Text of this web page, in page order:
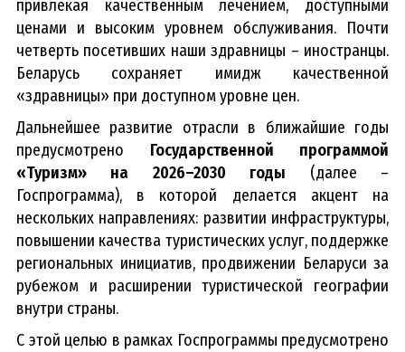
привлекая качественным лечением, доступными
ценами и высоким уровнем обслуживания. Почти
четверть посетивших наши здравницы – иностранцы.
Беларусь сохраняет имидж качественной
«здравницы» при доступном уровне цен.
Дальнейшее развитие отрасли в ближайшие годы
предусмотрено Государственной программой
«Туризм» на 2026–2030 годы (далее –
Госпрограмма), в которой делается акцент на
нескольких направлениях: развитии инфраструктуры,
повышении качества туристических услуг, поддержке
региональных инициатив, продвижении Беларуси за
рубежом и расширении туристической географии
внутри страны.
С этой целью в рамках Госпрограммы предусмотрено